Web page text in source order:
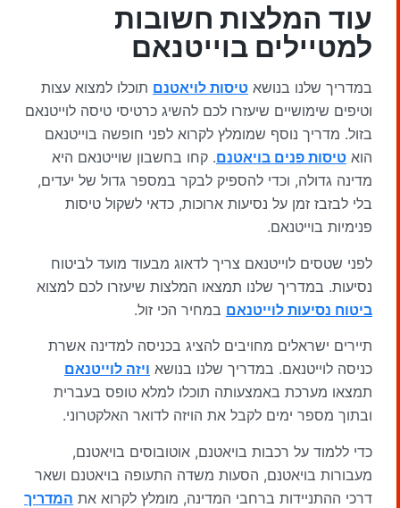
עוד המלצות חשובות
למטיילים בוייטנאם
במדריך שלנו בנושא טיסות לויאטנם תוכלו למצוא עצות
וטיפים שימושיים שיעזרו לכם להשיג כרטיסי טיסה לוייטנאם
בזול. מדריך נוסף שמומלץ לקרוא לפני חופשה בוייטנאם
הוא טיסות פנים בויאטנם. קחו בחשבון שוייטנאם היא
מדינה גדולה, וכדי להספיק לבקר במספר גדול של יעדים,
בלי לבזבז זמן על נסיעות ארוכות, כדאי לשקול טיסות
פנימיות בוייטנאם.
לפני שטסים לוייטנאם צריך לדאוג מבעוד מועד לביטוח
נסיעות. במדריך שלנו תמצאו המלצות שיעזרו לכם למצוא
ביטוח נסיעות לוייטנאם במחיר הכי זול.
תיירים ישראלים מחויבים להציג בכניסה למדינה אשרת
כניסה לוייטנאם. במדריך שלנו בנושא ויזה לוייטנאם
תמצאו מערכת באמצעותה תוכלו למלא טופס בעברית
ובתוך מספר ימים לקבל את הויזה לדואר האלקטרוני.
כדי ללמוד על רכבות בויאטנם, אוטובוסים בויאטנם,
מעבורות בויאטנם, הסעות משדה התעופה בויאטנם ושאר
דרכי ההתניידות ברחבי המדינה, מומלץ לקרוא את המדריך